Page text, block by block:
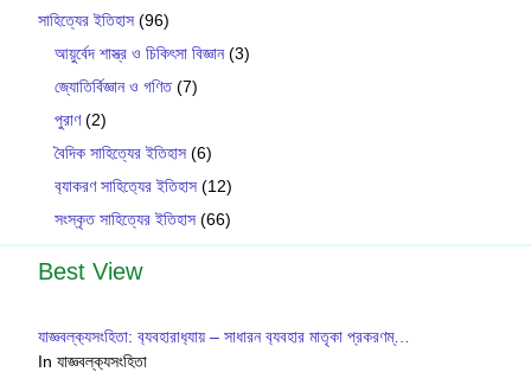
সাহিত্যের ইতিহাস (96)
আয়ুর্বেদ শাস্ত্র ও চিকিৎসা বিজ্ঞান(3)
জ্যোতির্বিজ্ঞান ও গণিত(7)
পুরাণ(2)
বৈদিক সাহিত্যের ইতিহাস (6)
ব‍্যাকরণ সাহিত‍্যের ইতিহাস (12)
সংস্কৃত সাহিত্যের ইতিহাস (66)
Best View
যাজ্ঞবল্ক‍্যসংহিতা: ব‍্যবহারাধ‍্যায় – সাধারন ব‍্যবহার মাতৃকা প্রকরণম্…
In যাজ্ঞবল্ক‍্যসংহিতা